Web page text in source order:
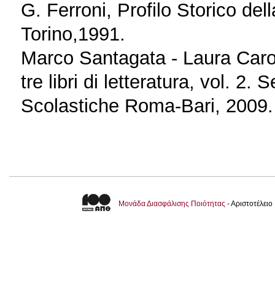
G. Ferroni, Profilo Storico
Torino,1991.
Marco Santagata - Laura
tre libri di letteratura, vol. 2.
Scolastiche Roma-Bari, 2009.
Μονάδα Διασφάλισης Ποιότητας -